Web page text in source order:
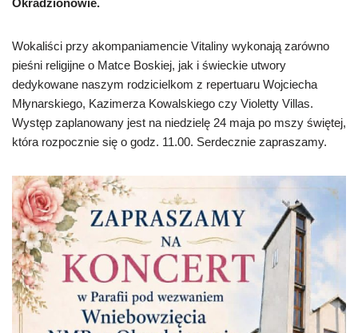
Okradzionowie.
Wokaliści przy akompaniamencie Vitaliny wykonają zarówno
pieśni religijne o Matce Boskiej, jak i świeckie utwory
dedykowane naszym rodzicielkom z repertuaru Wojciecha
Młynarskiego, Kazimerza Kowalskiego czy Violetty Villas.
Występ zaplanowany jest na niedzielę 24 maja po mszy świętej,
która rozpocznie się o godz. 11.00. Serdecznie zapraszamy.